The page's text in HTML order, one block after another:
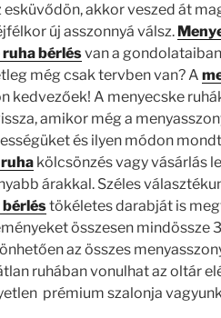
akkor veszed át
új asszonnyá válsz.
bérlésvan a
még csak tervben van? A
kedvezőek! A menyecske
amikor még a
és ilyen módon
kölcsönzés vagy vásárlás
árakkal. Széles
tökéletes darabját is
összesen mindössze
az összes
ruhában vonulhat az oltár
prémium szalonja